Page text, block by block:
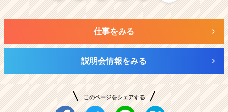
仕事をみる
説明会情報をみる
このページをシェアする